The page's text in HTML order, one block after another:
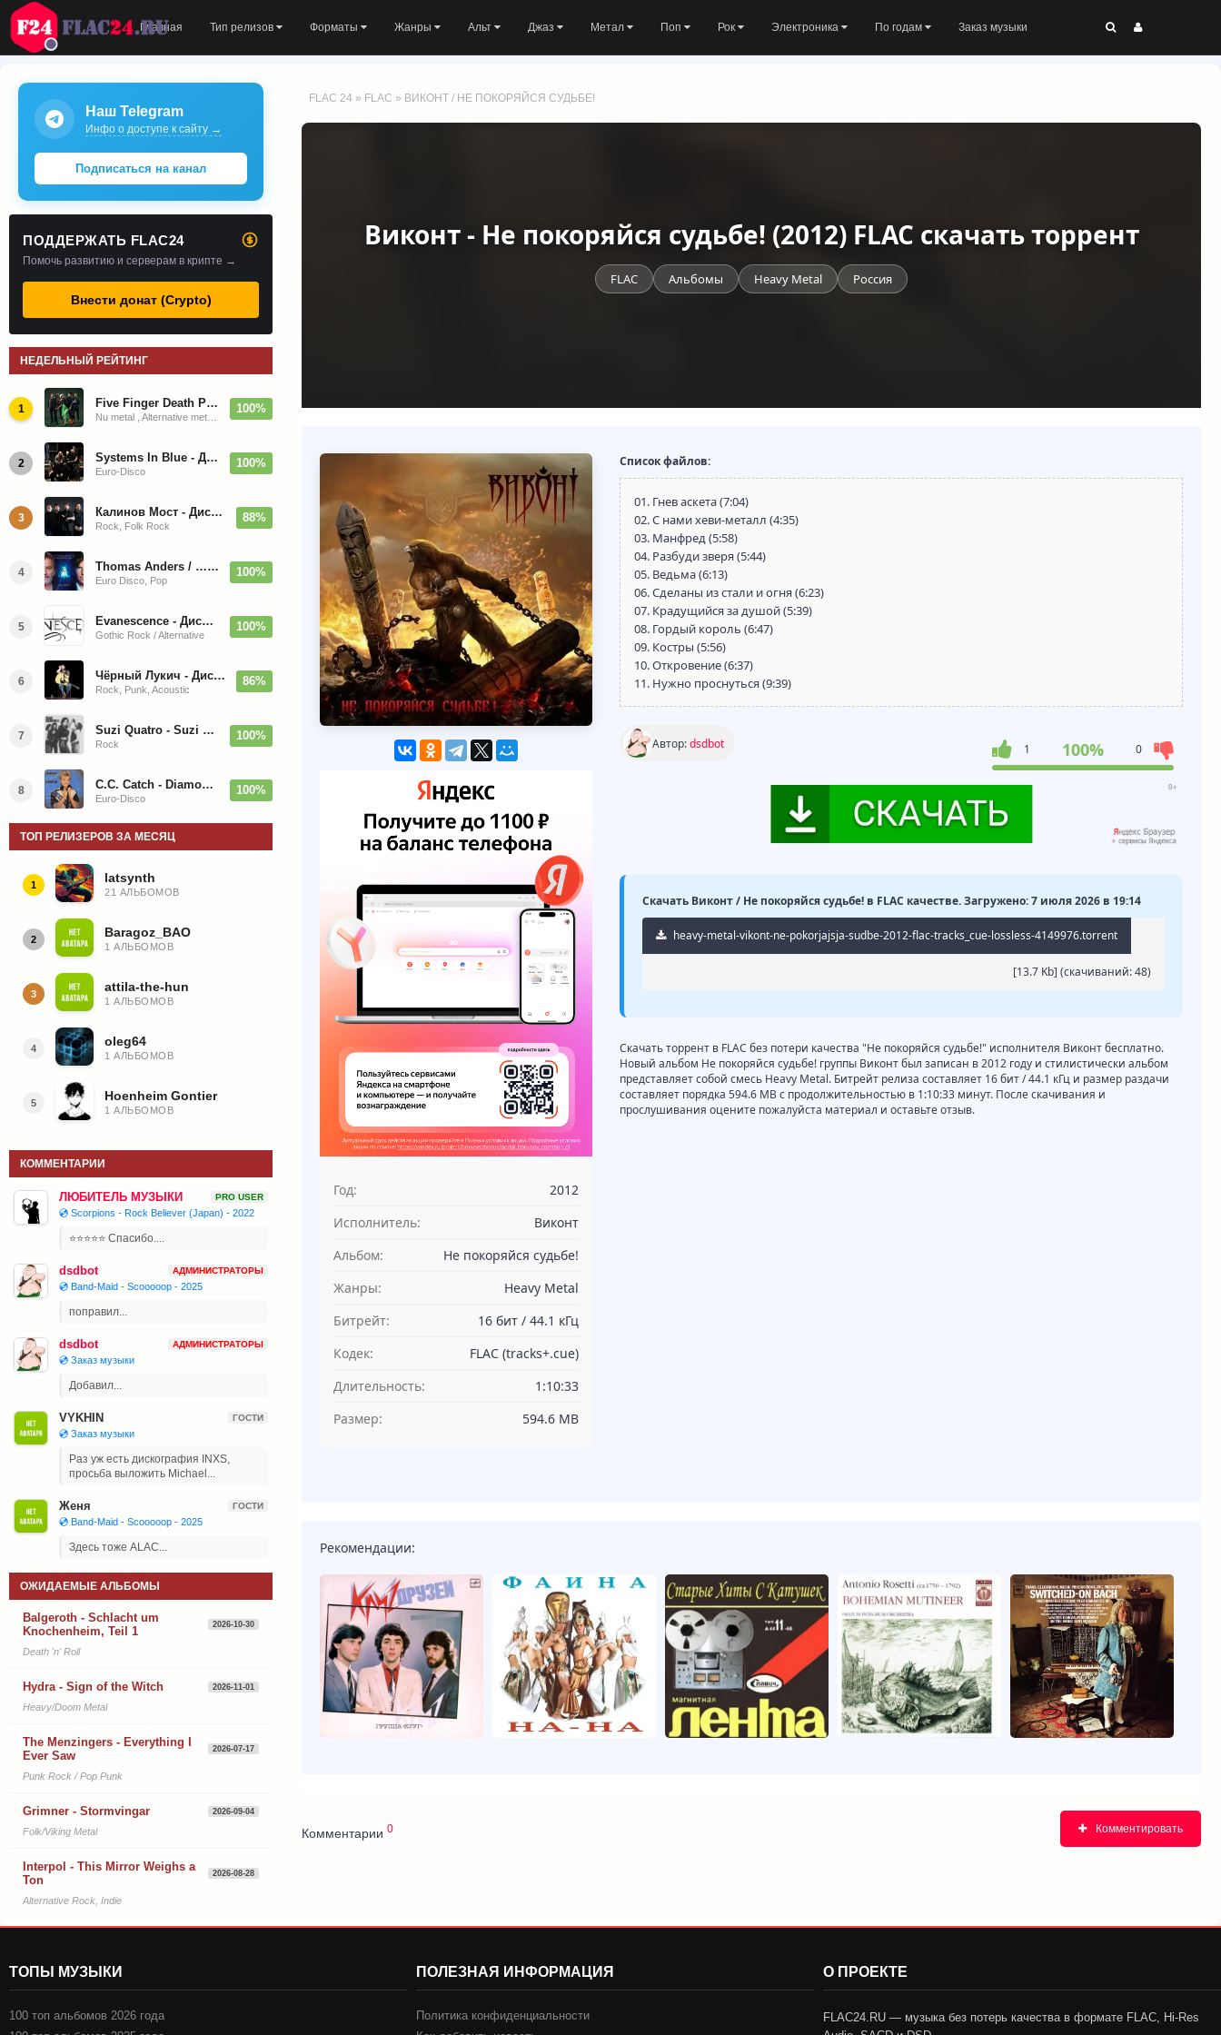
Главная Тип релизов Форматы Жанры Альт Джаз Метал Поп Рок Электроника По годам Заказ музыки
FLAC 24 » FLAC » ВИКОНТ / НЕ ПОКОРЯЙСЯ СУДЬБЕ!
Виконт - Не покоряйся судьбе! (2012) FLAC скачать торрент
FLAC Альбомы Heavy Metal Россия
Год:
2012
Исполнитель:
Виконт
Альбом:
Не покоряйся судьбе!
Жанры:
Heavy Metal
Битрейт:
16 бит / 44.1 кГц
Кодек:
FLAC (tracks+.cue)
Длительность:
1:10:33
Размер:
594.6 MB
Список файлов:
01. Гнев аскета (7:04)
02. С нами хеви-металл (4:35)
03. Манфред (5:58)
04. Разбуди зверя (5:44)
05. Ведьма (6:13)
06. Сделаны из стали и огня (6:23)
07. Крадущийся за душой (5:39)
08. Гордый король (6:47)
09. Костры (5:56)
10. Откровение (6:37)
11. Нужно проснуться (9:39)
Автор:dsdbot 1 100% 0
Скачать Виконт / Не покоряйся судьбе! в FLAC качестве. Загружено: 7 июля 2026 в 19:14
heavy-metal-vikont-ne-pokorjajsja-sudbe-2012-flac-tracks_cue-lossless-4149976.torrent
[13.7 Kb] (cкачиваний: 48)
Скачать торрент в FLAC без потери качества "Не покоряйся судьбе!" исполнителя Виконт бесплатно.
Новый альбом Не покоряйся судьбе! группы Виконт был записан в 2012 году и стилистически альбом
представляет собой смесь Heavy Metal. Битрейт релиза составляет 16 бит / 44.1 кГц и размер раздачи
составляет порядка 594.6 MB с продолжительностью в 1:10:33 минут. После скачивания и
прослушивания оцените пожалуйста материал и оставьте отзыв.
Рекомендации:
Комментарии 0 Комментировать
Наш Telegram
Инфо о доступе к сайту →
Подписаться на канал
ПОДДЕРЖАТЬ FLAC24
Помочь развитию и серверам в крипте →
Внести донат (Crypto)
НЕДЕЛЬНЫЙ РЕЙТИНГ
1 Five Finger Death Punch - Дискография (2008-2026) 100%
2 Systems In Blue - Дискография (2020-2026)
Euro-Disco
100%
3 Калинов Мост - Дискография (1986-2026)
Rock, Folk Rock
88%
4 Thomas Anders / … Sings Modern Talking: The Best hi-res
Euro Disco, Pop
100%
5 Evanescence - Дискография (1998-2026)
Gothic Rock / Alternative
100%
6 Чёрный Лукич - Дискография (1987-2014)
Rock, Punk, Acoustic
86%
7 Suzi Quatro - Suzi Quatro (Bonus Tracks, Remaster) 1973/2022
Rock
100%
8 C.C. Catch - Diamonds. Her Greatest Hits 1988
Euro-Disco
100%
ТОП РЕЛИЗЕРОВ ЗА МЕСЯЦ
1 latsynth
21 АЛЬБОМОВ
2 Baragoz_BAO
1 АЛЬБОМОВ
3 attila-the-hun
1 АЛЬБОМОВ
4 oleg64
1 АЛЬБОМОВ
5 Hoenheim Gontier
1 АЛЬБОМОВ
КОММЕНТАРИИ
ЛЮБИТЕЛЬ МУЗЫКИ PRO USER
💿 Scorpions - Rock Believer (Japan) - 2022
⭐⭐⭐⭐⭐ Спасибо....
dsdbot АДМИНИСТРАТОРЫ
💿 Band-Maid - Scooooop - 2025
поправил...
dsdbot АДМИНИСТРАТОРЫ
💿 Заказ музыки
Добавил...
VYKHIN ГОСТИ
💿 Заказ музыки
Раз уж есть дискография INXS,
просьба выложить Michael...
Женя ГОСТИ
💿 Band-Maid - Scooooop - 2025
Здесь тоже ALAC...
ОЖИДАЕМЫЕ АЛЬБОМЫ
Balgeroth - Schlacht um
Knochenheim, Teil 1
2026-10-30
Death 'n' Roll
Hydra - Sign of the Witch 2026-11-01
Heavy/Doom Metal
The Menzingers - Everything I
Ever Saw
2026-07-17
Punk Rock / Pop Punk
Grimner - Stormvingar 2026-09-04
Folk/Viking Metal
Interpol - This Mirror Weighs a
Ton
2026-08-28
Alternative Rock, Indie
ТОПЫ МУЗЫКИ
100 топ альбомов 2026 года
ПОЛЕЗНАЯ ИНФОРМАЦИЯ
Политика конфиденциальности
О ПРОЕКТЕ
FLAC24.RU — музыка без потерь качества в формате FLAC, Hi-Res